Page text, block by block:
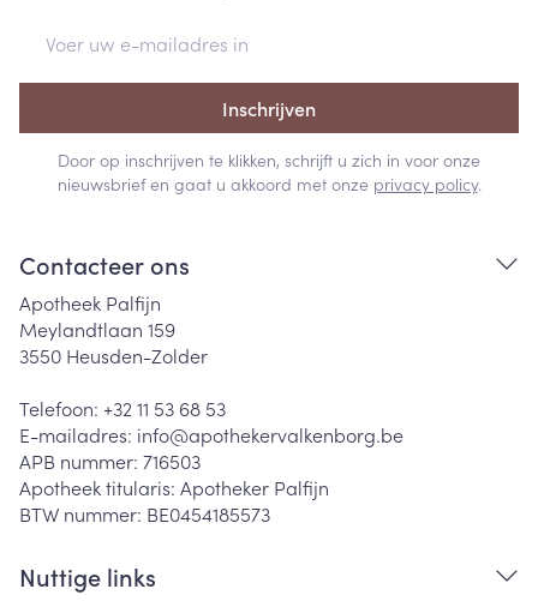
Inschrijven
Door op inschrijven te klikken, schrijft u zich in voor onze
nieuwsbrief en gaat u akkoord met onze privacy policy.
Contacteer ons
Apotheek Palfijn
Meylandtlaan 159
3550 Heusden-Zolder
Telefoon: +32 11 53 68 53
E-mailadres: info@apothekervalkenborg.be
APB nummer: 716503
Apotheek titularis: Apotheker Palfijn
BTW nummer: BE0454185573
Nuttige links